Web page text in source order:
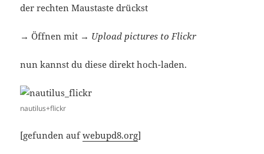
der rechten Maustaste drückst
→ Öffnen mit → Upload pictures to Flickr
nun kannst du diese direkt hoch-laden.
nautilus+flickr
[gefunden aufwebupd8.org]